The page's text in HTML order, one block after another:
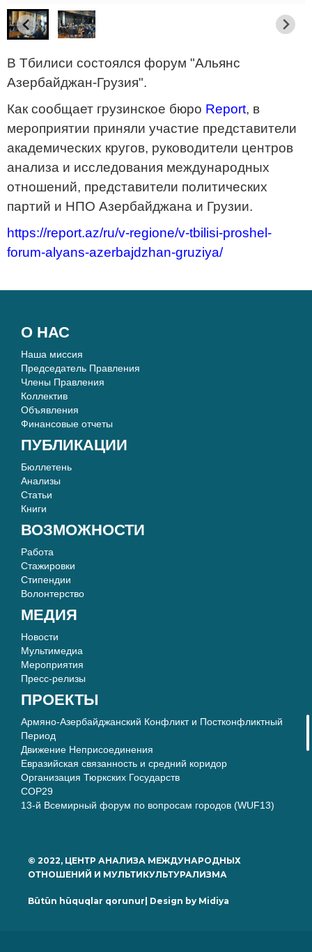
В Тбилиси состоялся форум "Альянс
Азербайджан-Грузия".
Как сообщает грузинское бюро Report, в
мероприятии приняли участие представители
академических кругов, руководители центров
анализа и исследования международных
отношений, представители политических
партий и НПО Азербайджана и Грузии.
https://report.az/ru/v-regione/v-tbilisi-proshel-
forum-alyans-azerbajdzhan-gruziya/
О НАС
Наша миссия
Председатель Правления
Члены Правления
Коллектив
Объявления
Финансовые отчеты
ПУБЛИКАЦИИ
Бюллетень
Анализы
Статьи
Книги
ВОЗМОЖНОСТИ
Работа
Стажировки
Стипендии
Волонтерство
МЕДИЯ
Новости
Мультимедиа
Мероприятия
Пресс-релизы
ПРОЕКТЫ
Армяно-Азербайджанский Конфликт и Постконфликтный
Период
Движение Неприсоединения
Евразийская связанность и средний коридор
Организация Тюркских Государств
COP29
13-й Всемирный форум по вопросам городов (WUF13)
© 2022, ЦЕНТР АНАЛИЗА МЕЖДУНАРОДНЫХ
ОТНОШЕНИЙ И МУЛЬТИКУЛЬТУРАЛИЗМА
Bütün hüquqlar qorunur| Design by Midiya